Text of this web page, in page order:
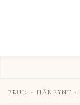
BRUD HÅRPYNT